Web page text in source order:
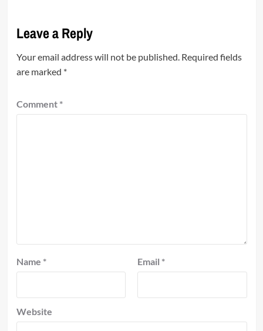
Leave a Reply
Your email address will not be published. Required fields
are marked *
Comment *
Name * Email *
Website